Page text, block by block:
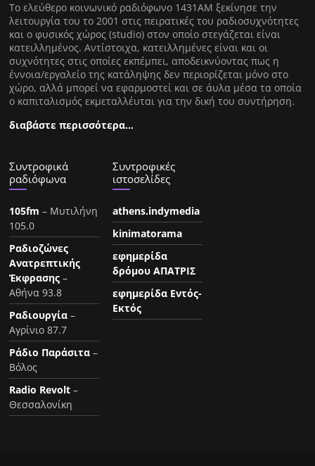
Tο ελεύθερο κοινωνικό ραδιόφωνο 1431AM ξεκίνησε την
λειτουργία του το 2001 στις πειρατικές του ραδιοσυχνότητες
και ο φυσικός χώρος (studio) στον οποίο στεγάζεται είναι
κατειλλημένος. Αντίστοιχα, κατειλλημένες είναι και οι
συχνότητες στις οποίες εκπέμπει, αποδεικνύοντας πως η
έννοια/εργαλείο της κατάληψης δεν περιορίζεται μόνο στο
χώρο, αλλά μπορεί να εφαρμοστεί και σε άυλα μέσα τα οποία
ο καπιταλισμός εκμεταλλέυται για την δική του συντήρηση.
διαβάστε περισσότερα…
Συντροφικά
ραδιόφωνα
105fm – Μυτιλήνη
105.0
Ραδιοζώνες
Ανατρεπτικής
Έκφρασης –
Αθήνα 93.8
Ραδιουργία –
Αγρίνιο 87.7
Ράδιο Παράσιτα –
Βόλος
Radio Revolt –
Θεσσαλονίκη
Συντροφικές
ιστοσελίδες
athens.indymedia
kinimatorama
εφημερίδα
δρόμου ΑΠΑΤΡΙΣ
εφημερίδα Εντός-
Εκτός